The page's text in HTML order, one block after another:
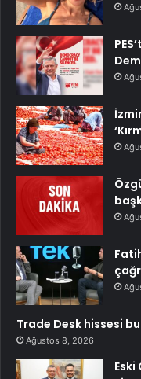
Trade Desk hissesi
Ağustos 8, 2026
Eski